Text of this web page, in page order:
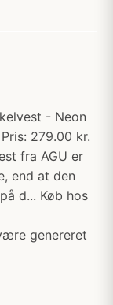
- Neon
279.00 kr.
fra AGU er
end at den
d... Køb hos
genereret